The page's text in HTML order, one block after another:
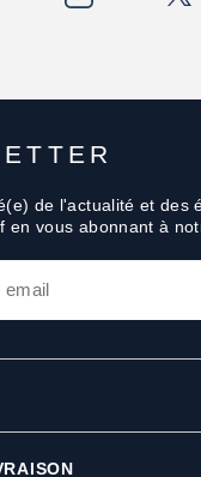
de l'actualité et des
en vous abonnant à